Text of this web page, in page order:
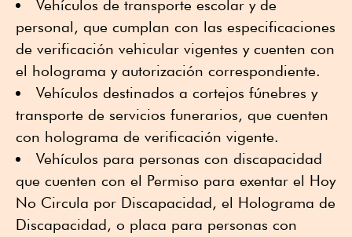
Vehículos de transporte escolar y de
personal, que cumplan con las especificaciones
de verificación vehicular vigentes y cuenten con
el holograma y autorización correspondiente.
Vehículos destinados a cortejos fúnebres y
transporte de servicios funerarios, que cuenten
con holograma de verificación vigente.
Vehículos para personas con discapacidad
que cuenten con el Permiso para exentar el Hoy
No Circula por Discapacidad, el Holograma de
Discapacidad, o placa para personas con